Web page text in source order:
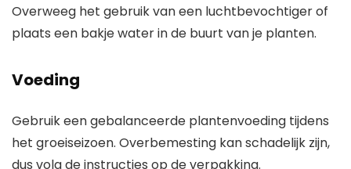
Overweeg het gebruik van een luchtbevochtiger of
plaats een bakje water in de buurt van je planten.
Voeding
Gebruik een gebalanceerde plantenvoeding tijdens
het groeiseizoen. Overbemesting kan schadelijk zijn,
dus volg de instructies op de verpakking.